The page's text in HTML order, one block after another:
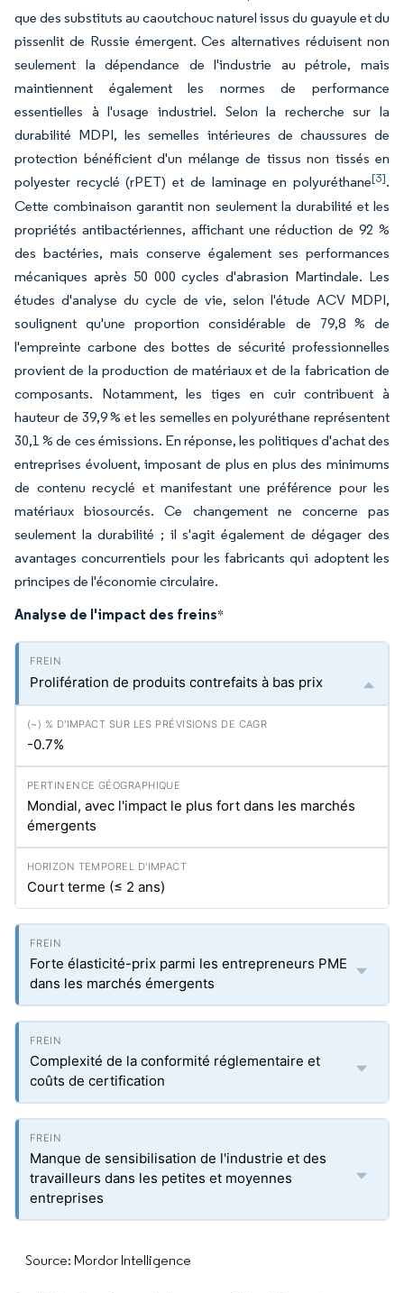
que des substituts au caoutchouc naturel issus du guayule et du
pissenlit de Russie émergent. Ces alternatives réduisent non
seulement la dépendance de l'industrie au pétrole, mais
maintiennent également les normes de performance
essentielles à l'usage industriel. Selon la recherche sur la
durabilité MDPI, les semelles intérieures de chaussures de
protection bénéficient d'un mélange de tissus non tissés en
polyester recyclé (rPET) et de laminage en polyuréthane[3].
Cette combinaison garantit non seulement la durabilité et les
propriétés antibactériennes, affichant une réduction de 92 %
des bactéries, mais conserve également ses performances
mécaniques après 50 000 cycles d'abrasion Martindale. Les
études d'analyse du cycle de vie, selon l'étude ACV MDPI,
soulignent qu'une proportion considérable de 79,8 % de
l'empreinte carbone des bottes de sécurité professionnelles
provient de la production de matériaux et de la fabrication de
composants. Notamment, les tiges en cuir contribuent à
hauteur de 39,9 % et les semelles en polyuréthane représentent
30,1 % de ces émissions. En réponse, les politiques d'achat des
entreprises évoluent, imposant de plus en plus des minimums
de contenu recyclé et manifestant une préférence pour les
matériaux biosourcés. Ce changement ne concerne pas
seulement la durabilité ; il s'agit également de dégager des
avantages concurrentiels pour les fabricants qui adoptent les
principes de l'économie circulaire.
Analyse de l'impact des freins*
Prolifération de produits contrefaits à bas prix
-0.7%
Mondial, avec l'impact le plus fort dans les marchés
émergents
Court terme (≤ 2 ans)
Forte élasticité-prix parmi les entrepreneurs PME
dans les marchés émergents
Complexité de la conformité réglementaire et
coûts de certification
Manque de sensibilisation de l'industrie et des
travailleurs dans les petites et moyennes
entreprises
Source: Mordor Intelligence